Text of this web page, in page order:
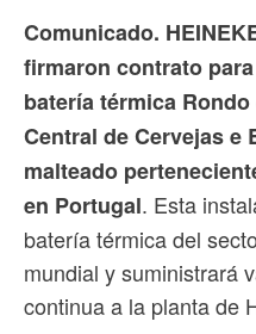
Comunicado.
firmaron contrato
batería térmica Rondo
Central de Cervejas e
malteado
en Portugal. Esta
batería térmica del
mundial y suministrará
continua a la planta de